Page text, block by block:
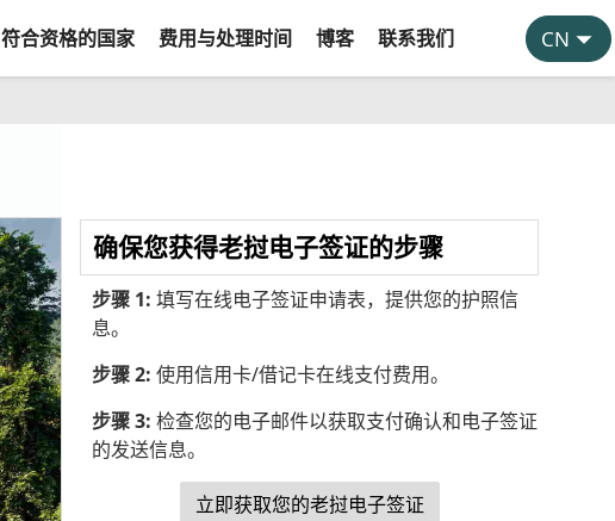
符合资格的国家 费用与处理时间 博客 联系我们
确保您获得老挝电子签证的步骤
步骤 1: 填写在线电子签证申请表，提供您的护照信
息。
步骤 2: 使用信用卡/借记卡在线支付费用。
步骤 3: 检查您的电子邮件以获取支付确认和电子签证
的发送信息。
立即获取您的老挝电子签证